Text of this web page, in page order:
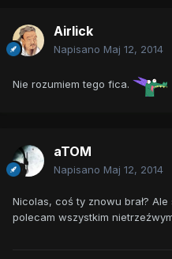
Airlick
Napisano Maj 12, 2014
Nie rozumiem tego fica.
aTOM
Napisano Maj 12, 2014
Nicolas, coś ty znowu brał?
polecam wszystkim